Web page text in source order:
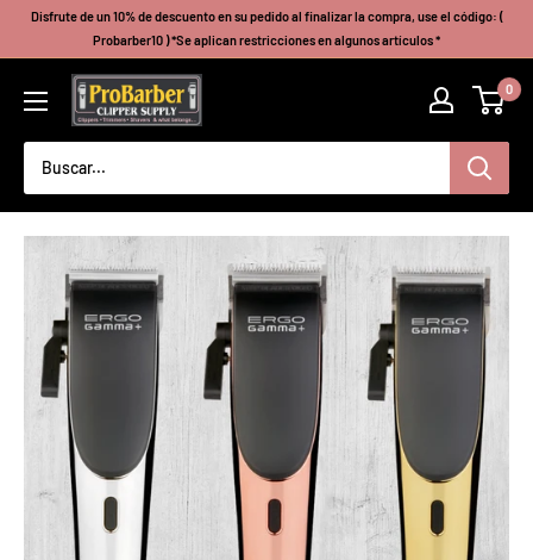
contenido
Disfrute de un 10% de descuento en su pedido al finalizar la compra, use el código: (
Probarber10 ) *Se aplican restricciones en algunos artículos *
Probarberclippersupply 0